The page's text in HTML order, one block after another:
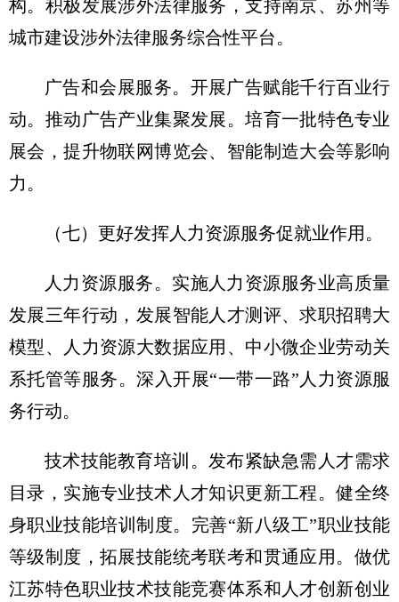
构。积极发展涉外法律服务，支持南京、苏州等
城市建设涉外法律服务综合性平台。
广告和会展服务。开展广告赋能千行百业行
动。推动广告产业集聚发展。培育一批特色专业
展会，提升物联网博览会、智能制造大会等影响
力。
（七）更好发挥人力资源服务促就业作用。
人力资源服务。实施人力资源服务业高质量
发展三年行动，发展智能人才测评、求职招聘大
模型、人力资源大数据应用、中小微企业劳动关
系托管等服务。深入开展“一带一路”人力资源服
务行动。
技术技能教育培训。发布紧缺急需人才需求
目录，实施专业技术人才知识更新工程。健全终
身职业技能培训制度。完善“新八级工”职业技能
等级制度，拓展技能统考联考和贯通应用。做优
江苏特色职业技术技能竞赛体系和人才创新创业